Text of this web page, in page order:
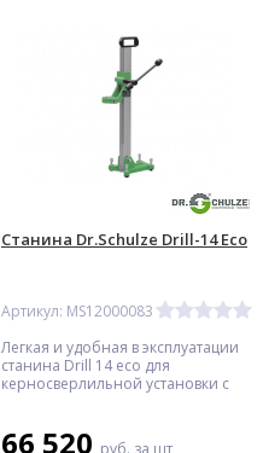
Станина Dr.Schulze Drill-14 Eco
Артикул: MS12000083
Легкая и удобная в эксплуатации
станина Drill 14 eco для
керносверлильной установки с
60 мм для сверления отверстий
66 520 руб. за шт